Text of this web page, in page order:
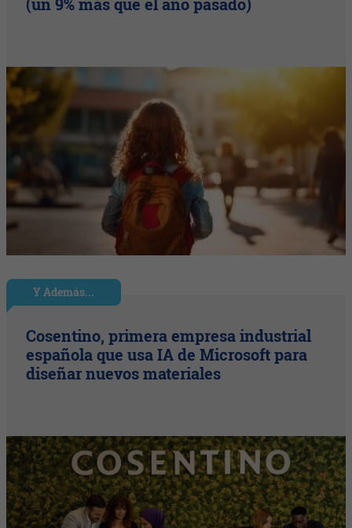
Y Además...
Cosentino, primera empresa industrial
española que usa IA de Microsoft para
diseñar nuevos materiales